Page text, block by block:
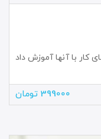
کار با آنها آموزش داد
399000 تومان